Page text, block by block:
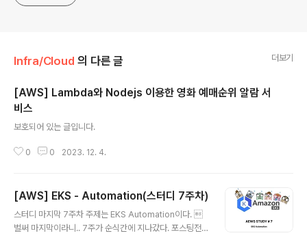
Infra/Cloud 의 다른 글 더보기
[AWS] Lambda와 Nodejs 이용한 영화 예매순위 알람 서
비스
보호되어 있는 글입니다.
0 0 2023. 12. 4.
[AWS] EKS - Automation(스터디 7주차)
스터디 마지막 7주차 주제는 EKS Automation이다. 
벌써 마지막이라니.. 7주가 순식간에 지나갔다. 포스팅전